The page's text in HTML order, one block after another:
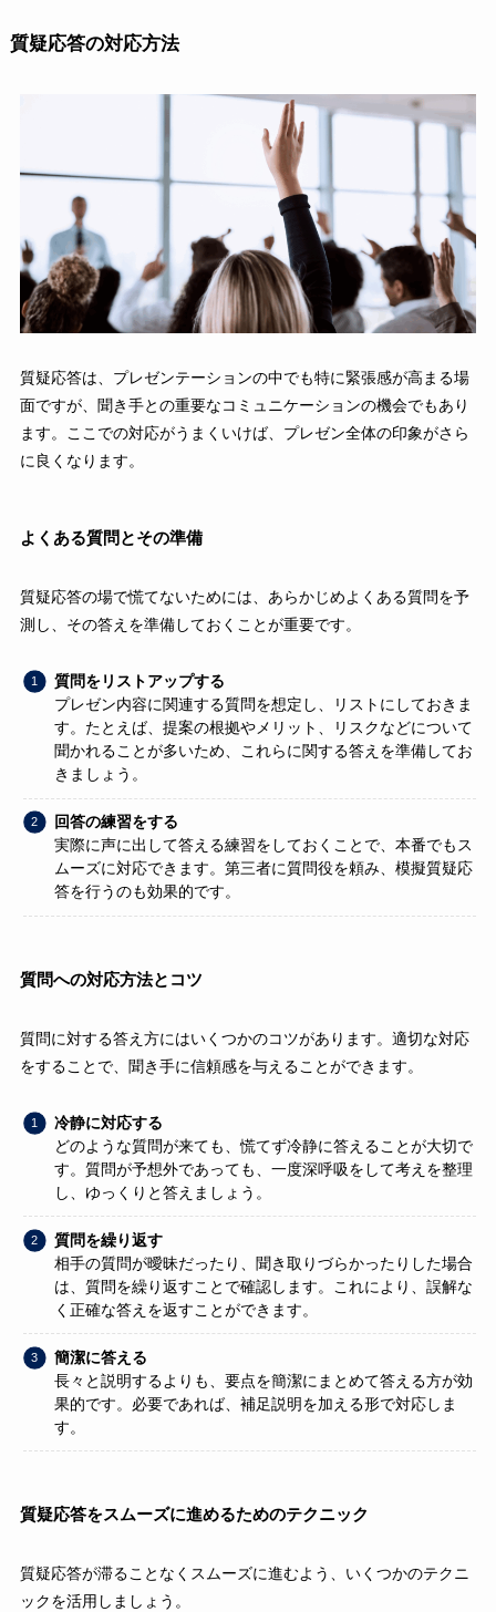
質疑応答の対応方法
質疑応答は、プレゼンテーションの中でも特に緊張感が高まる場
面ですが、聞き手との重要なコミュニケーションの機会でもあり
ます。ここでの対応がうまくいけば、プレゼン全体の印象がさら
に良くなります。
よくある質問とその準備
質疑応答の場で慌てないためには、あらかじめよくある質問を予
測し、その答えを準備しておくことが重要です。
質問をリストアップする
プレゼン内容に関連する質問を想定し、リストにしておきま
す。たとえば、提案の根拠やメリット、リスクなどについて
聞かれることが多いため、これらに関する答えを準備してお
きましょう。
回答の練習をする
実際に声に出して答える練習をしておくことで、本番でもス
ムーズに対応できます。第三者に質問役を頼み、模擬質疑応
答を行うのも効果的です。
質問への対応方法とコツ
質問に対する答え方にはいくつかのコツがあります。適切な対応
をすることで、聞き手に信頼感を与えることができます。
冷静に対応する
どのような質問が来ても、慌てず冷静に答えることが大切で
す。質問が予想外であっても、一度深呼吸をして考えを整理
し、ゆっくりと答えましょう。
質問を繰り返す
相手の質問が曖昧だったり、聞き取りづらかったりした場合
は、質問を繰り返すことで確認します。これにより、誤解な
く正確な答えを返すことができます。
簡潔に答える
長々と説明するよりも、要点を簡潔にまとめて答える方が効
果的です。必要であれば、補足説明を加える形で対応しま
す。
質疑応答をスムーズに進めるためのテクニック
質疑応答が滞ることなくスムーズに進むよう、いくつかのテクニ
ックを活用しましょう。